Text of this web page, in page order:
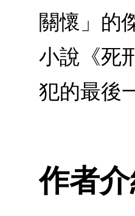
關懷」的
小說《死
犯的最後
作者